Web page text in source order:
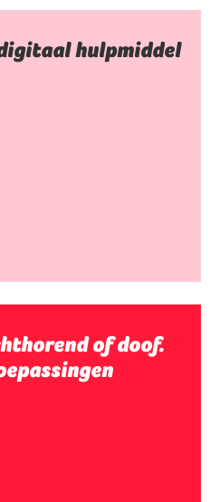
hulpmiddel
of doof.